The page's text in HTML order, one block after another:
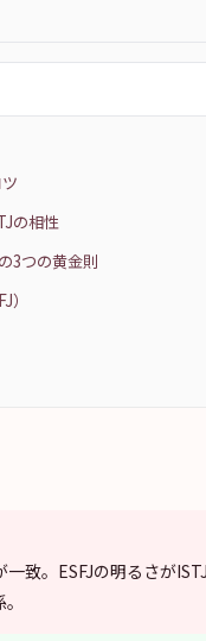
の相性
3つの黄金則
致。ESFJの明るさが